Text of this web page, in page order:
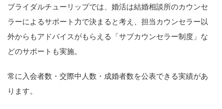
ブライダルチューリップでは、婚活は結婚相談所のカウンセ
ラーによるサポート力で決まると考え、担当カウンセラー以
外からもアドバイスがもらえる「サブカウンセラー制度」な
どのサポートも実施。
常に入会者数・交際中人数・成婚者数を公表できる実績があ
ります。